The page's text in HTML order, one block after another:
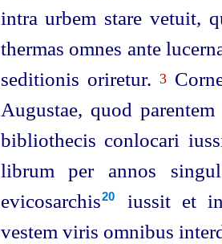
intra urbem stare vetuit,
thermas omnes ante
seditionis oriretur. 3
Augustae, quod
bibliothecis conlocari
librum per annos
evicosarchis⁠20
iussit et
vestem viris omnibus